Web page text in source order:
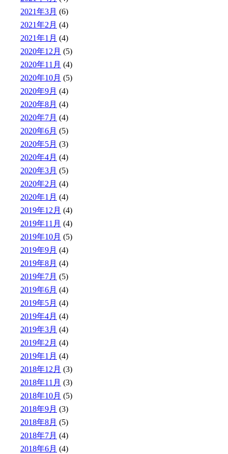
2021年3月 (6)
2021年2月 (4)
2021年1月 (4)
2020年12月 (5)
2020年11月 (4)
2020年10月 (5)
2020年9月 (4)
2020年8月 (4)
2020年7月 (4)
2020年6月 (5)
2020年5月 (3)
2020年4月 (4)
2020年3月 (5)
2020年2月 (4)
2020年1月 (4)
2019年12月 (4)
2019年11月 (4)
2019年10月 (5)
2019年9月 (4)
2019年8月 (4)
2019年7月 (5)
2019年6月 (4)
2019年5月 (4)
2019年4月 (4)
2019年3月 (4)
2019年2月 (4)
2019年1月 (4)
2018年12月 (3)
2018年11月 (3)
2018年10月 (5)
2018年9月 (3)
2018年8月 (5)
2018年7月 (4)
2018年6月 (4)